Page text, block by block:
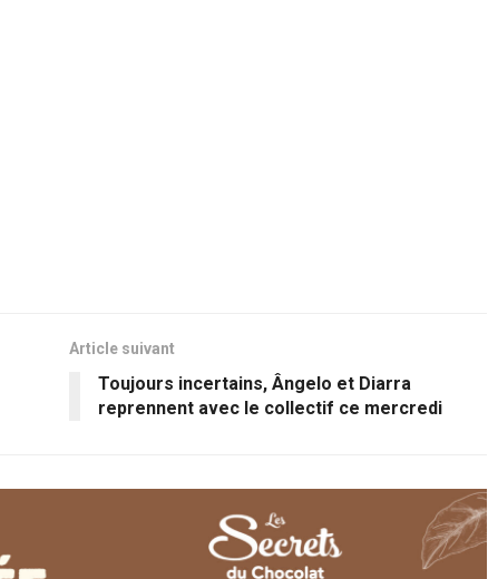
Article suivant
Toujours incertains, Ângelo et Diarra
reprennent avec le collectif ce mercredi